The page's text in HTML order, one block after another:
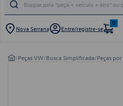
Nova Serrana Entre/registre-se
0
/Peças VW/Busca Simplificada/Peças